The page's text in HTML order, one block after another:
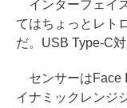
インターフェイ
てはちょっとレト
だ。USB Type-C対
センサーはFace
イナミックレンジ